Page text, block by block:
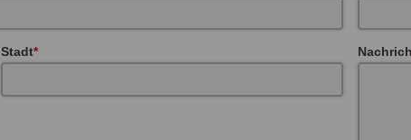
Stadt